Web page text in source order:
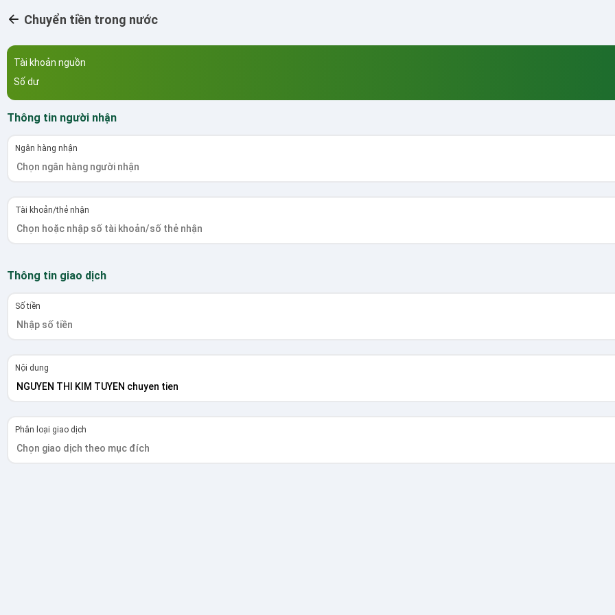
Chuyển tiền trong nước
Tài khoản nguồn
Số dư
Thông tin người nhận
Ngân hàng nhận
Tài khoản/thẻ nhận
Thông tin giao dịch
Số tiền
Nội dung
Phân loại giao dịch